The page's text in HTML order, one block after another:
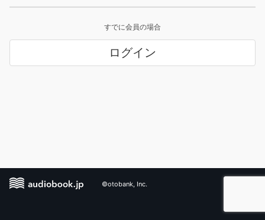
すでに会員の場合
ログイン
©otobank, Inc.